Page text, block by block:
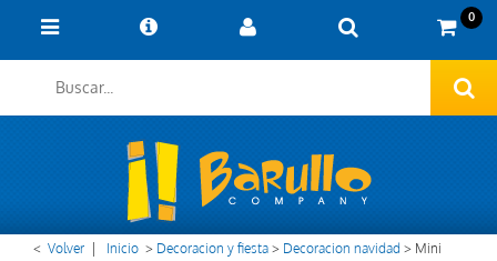
0
< Volver Inicio > Decoracion y fiesta> Decoracion navidad > Mini